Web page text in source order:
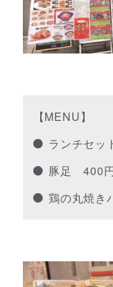
【MENU】
ランチセ
豚足 400円
鶏の丸焼き